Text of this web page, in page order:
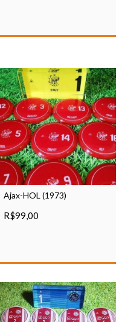
Ajax-HOL (1973)
R$99,00